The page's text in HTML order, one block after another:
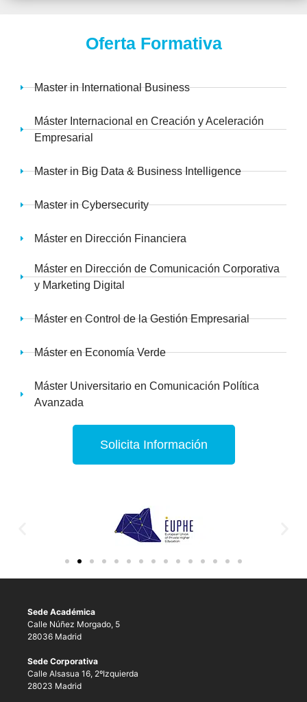
Oferta Formativa
Master in International Business
Máster Internacional en Creación y Aceleración
Empresarial
Master in Big Data & Business Intelligence
Master in Cybersecurity
Máster en Dirección Financiera
Máster en Dirección de Comunicación Corporativa
y Marketing Digital
Máster en Control de la Gestión Empresarial
Máster en Economía Verde
Máster Universitario en Comunicación Política
Avanzada
Solicita Información
Sede Académica
Calle Núñez Morgado, 5
28036 Madrid
Sede Corporativa
Calle Alsasua 16, 2ºIzquierda
28023 Madrid